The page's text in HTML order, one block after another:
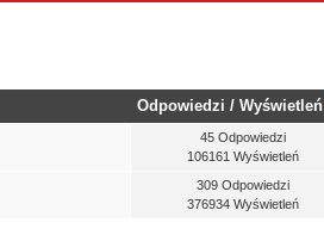
Odpowiedzi /Wyświetleń
45 Odpowiedzi
106161 Wyświetleń
309 Odpowiedzi
376934 Wyświetleń